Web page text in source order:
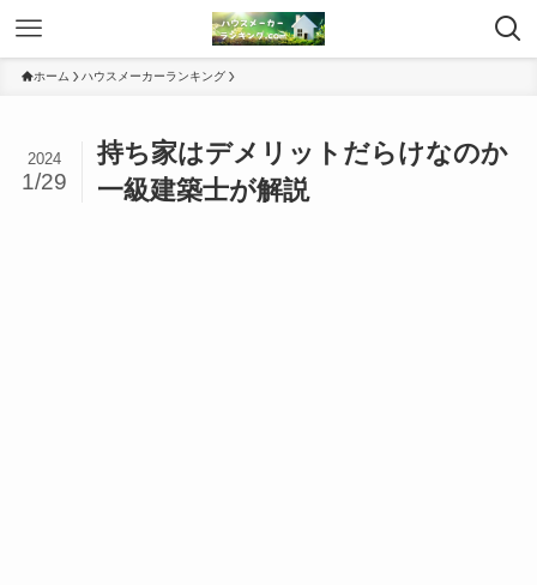
ホーム ハウスメーカーランキング
持ち家はデメリットだらけなのか
一級建築士が解説
2024
1/29